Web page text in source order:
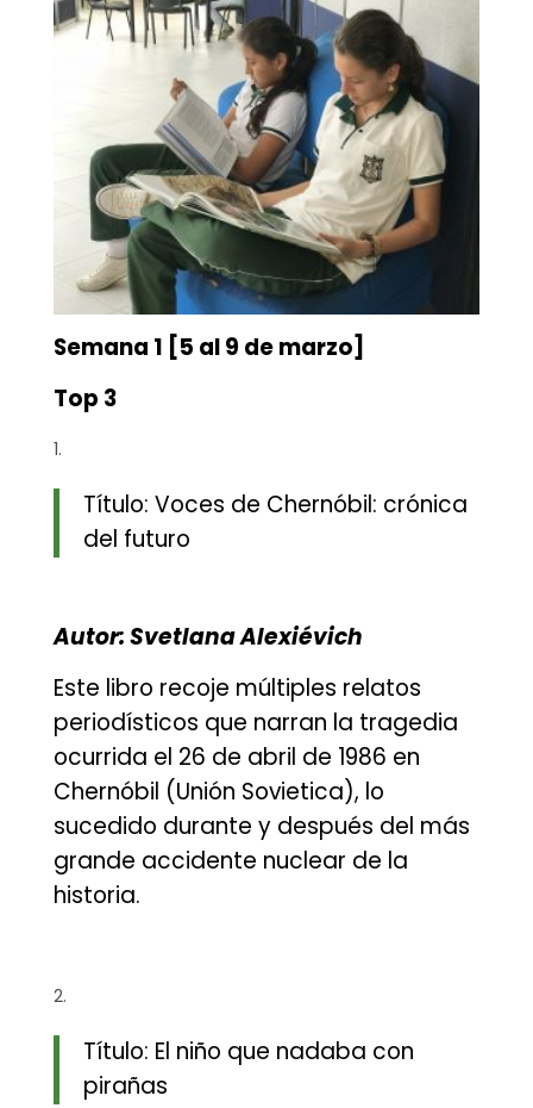
Semana 1 [5 al 9 de marzo]
Top 3
Título: Voces de Chernóbil: crónica
del futuro
Autor: Svetlana Alexiévich
Este libro recoje múltiples relatos
periodísticos que narran la tragedia
ocurrida el 26 de abril de 1986 en
Chernóbil (Unión Sovietica), lo
sucedido durante y después del más
grande accidente nuclear de la
historia.
Título: El niño que nadaba con
pirañas